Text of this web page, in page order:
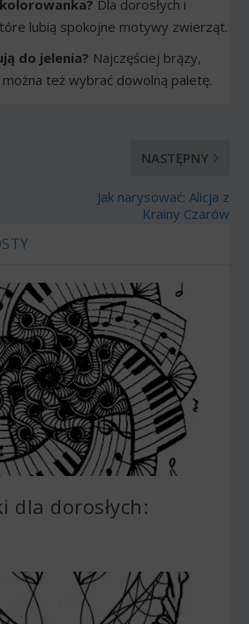
Dla dorosłych i
lubią spokojne motywy zwierząt.
do jelenia? Najczęściej brązy,
też wybrać dowolną paletę.
NASTĘPNY
Jak narysować: Alicja z
Krainy Czarów
dla dorosłych: